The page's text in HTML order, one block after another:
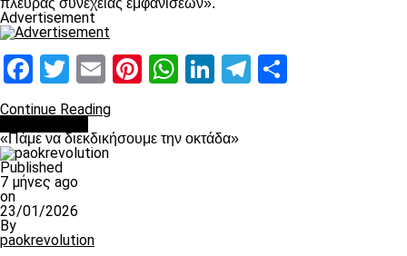
πλευράς συνέχειας εμφανίσεων».
Advertisement
Facebook
Twitter
EmailPinterest
WhatsApp
LinkedIn
Telegram
Continue Reading
«Πάμε να διεκδικήσουμε την οκτάδα»
Published
7 μήνες ago
on
23/01/2026
By
paokrevolution